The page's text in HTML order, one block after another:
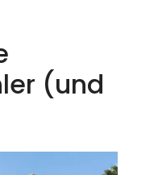
(und